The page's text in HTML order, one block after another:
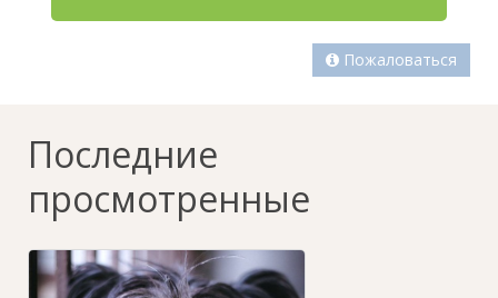
Пожаловаться
Последние
просмотренные